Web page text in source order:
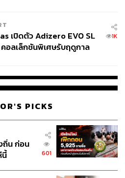
เปิดตัว Adizero EVO SL
คอลเล็กชันพิเศษรับฤดูกาล
1K
PICKS
ถิ่น ก่อน
นี้
601